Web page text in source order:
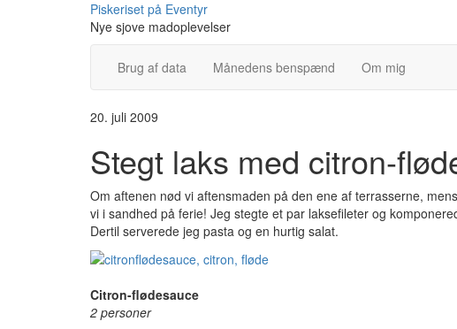
Piskeriset på Eventyr
Nye sjove madoplevelser
Brug af data Månedens benspænd Om mig
20. juli 2009
Stegt laks med citron-
Om aftenen nød vi aftensmaden på den ene af terrasserne,
vi i sandhed på ferie! Jeg stegte et par laksefileter og
Dertil serverede jeg pasta og en hurtig salat.
Citron-flødesauce
2 personer